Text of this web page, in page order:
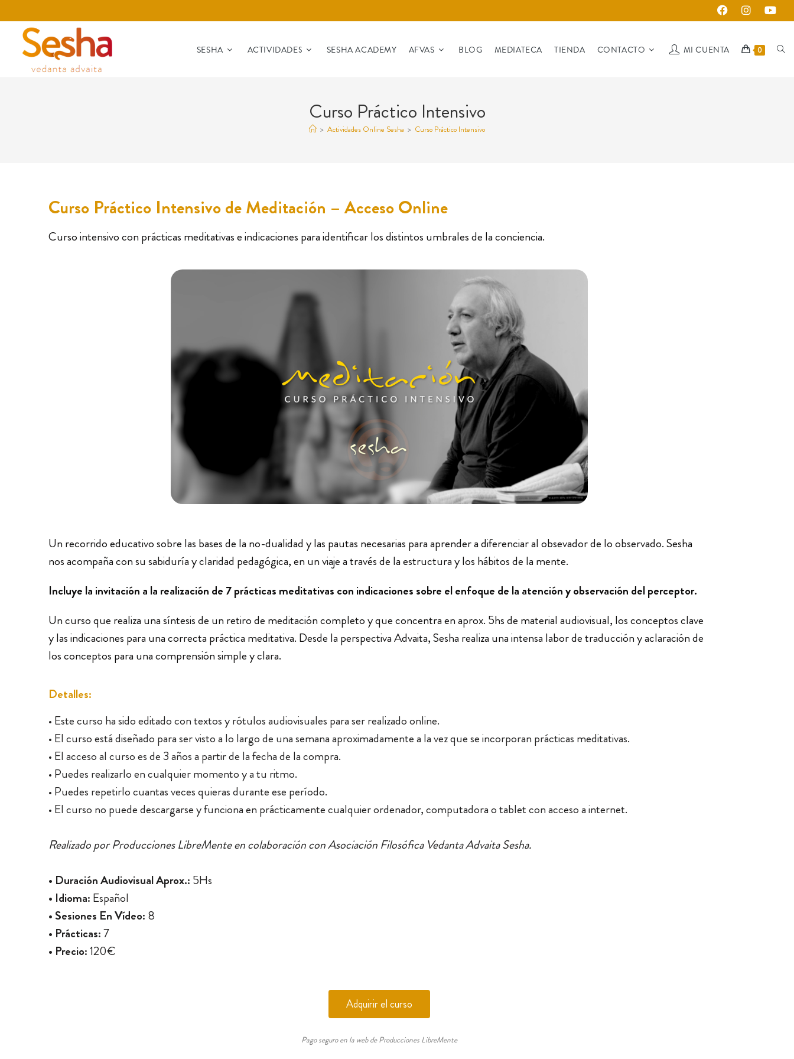
SESHA ACTIVIDADES SESHA ACADEMY AFVAS BLOG MEDIATECA TIENDA CONTACTO MI CUENTA 0
Curso Práctico Intensivo
> Actividades Online Sesha > Curso Práctico Intensivo
Curso Práctico Intensivo de Meditación – Acceso Online
Curso intensivo con prácticas meditativas e indicaciones para identificar los distintos umbrales de la conciencia.
Un recorrido educativo sobre las bases de la no-dualidad y las pautas necesarias para aprender a diferenciar al obsevador de lo observado. Sesha
nos acompaña con su sabiduría y claridad pedagógica, en un viaje a través de la estructura y los hábitos de la mente.
Incluye la invitación a la realización de 7 prácticas meditativas con indicaciones sobre el enfoque de la atención y observación del perceptor.
Un curso que realiza una síntesis de un retiro de meditación completo y que concentra en aprox. 5hs de material audiovisual, los conceptos clave
y las indicaciones para una correcta práctica meditativa. Desde la perspectiva Advaita, Sesha realiza una intensa labor de traducción y aclaración de
los conceptos para una comprensión simple y clara.
Detalles:
• Este curso ha sido editado con textos y rótulos audiovisuales para ser realizado online.
• El curso está diseñado para ser visto a lo largo de una semana aproximadamente a la vez que se incorporan prácticas meditativas.
• El acceso al curso es de 3 años a partir de la fecha de la compra.
• Puedes realizarlo en cualquier momento y a tu ritmo.
• Puedes repetirlo cuantas veces quieras durante ese período.
• El curso no puede descargarse y funciona en prácticamente cualquier ordenador, computadora o tablet con acceso a internet.
Realizado por Producciones LibreMente en colaboración con Asociación Filosófica Vedanta Advaita Sesha.
• Duración Audiovisual Aprox.: 5Hs
• Idioma: Español
• Sesiones En Vídeo: 8
• Prácticas:7
• Precio:120€
Adquirir el curso
Pago seguro en la web de Producciones LibreMente